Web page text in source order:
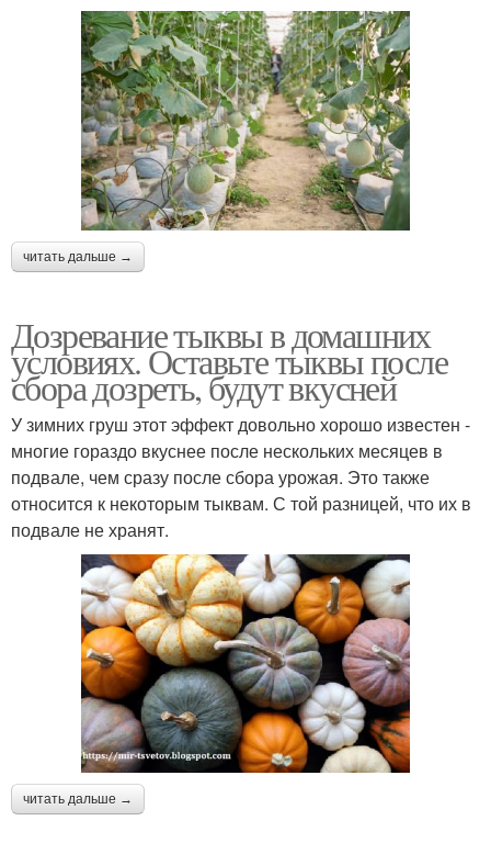
читать дальше →
Дозревание тыквы в домашних
условиях. Оставьте тыквы после
сбора дозреть, будут вкусней
У зимних груш этот эффект довольно хорошо известен -
многие гораздо вкуснее после нескольких месяцев в
подвале, чем сразу после сбора урожая. Это также
относится к некоторым тыквам. С той разницей, что их в
подвале не хранят.
читать дальше →